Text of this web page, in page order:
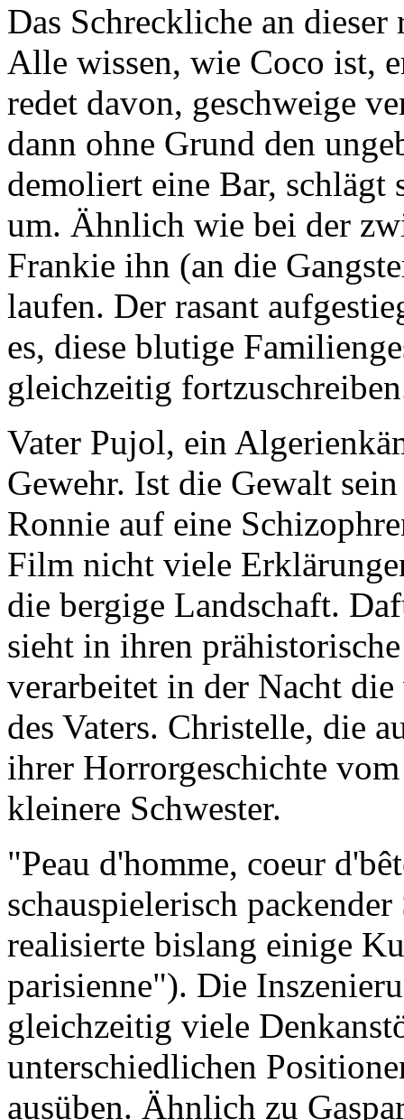
Das Schreckliche an
Alle wissen, wie Coco ist,
redet davon, geschweige
dann ohne Grund den
demoliert eine Bar,
um. Ähnlich wie bei der
Frankie ihn (an die
laufen. Der rasant
es, diese blutige
gleichzeitig
Vater Pujol, ein
Gewehr. Ist die Gewalt
Ronnie auf eine
Film nicht viele
die bergige Landschaft.
sieht in ihren
verarbeitet in der Nacht
des Vaters. Christelle, die
ihrer Horrorgeschichte
kleinere Schwester.
"Peau d'homme, coeur
schauspielerisch
realisierte bislang einige
parisienne"). Die
gleichzeitig viele
unterschiedlichen
ausüben. Ähnlich zu